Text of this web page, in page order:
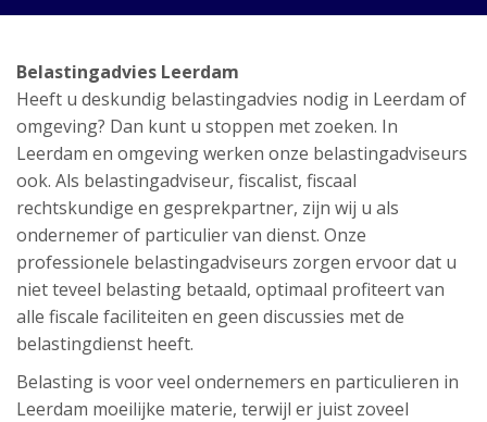
Belastingadvies Leerdam
Heeft u deskundig belastingadvies nodig in Leerdam of
omgeving? Dan kunt u stoppen met zoeken. In
Leerdam en omgeving werken onze belastingadviseurs
ook. Als belastingadviseur, fiscalist, fiscaal
rechtskundige en gesprekpartner, zijn wij u als
ondernemer of particulier van dienst. Onze
professionele belastingadviseurs zorgen ervoor dat u
niet teveel belasting betaald, optimaal profiteert van
alle fiscale faciliteiten en geen discussies met de
belastingdienst heeft.
Belasting is voor veel ondernemers en particulieren in
Leerdam moeilijke materie, terwijl er juist zoveel